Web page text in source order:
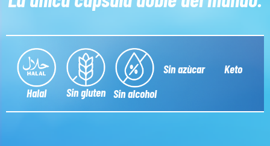
Halal Sin gluten Sin alcohol
Sin azùcar Keto